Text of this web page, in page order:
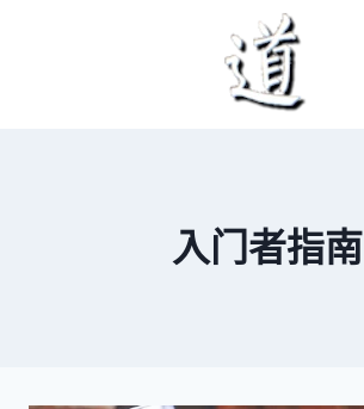
入门者指南